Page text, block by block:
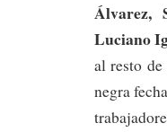
Álvarez,
Luciano
al resto
negra